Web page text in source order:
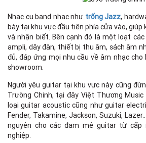
Nhạc cụ band nhạc như trống Jazz,
bày tại khu vực đầu tiên phía cửa vào, giúp
và nhận biết. Bên cạnh đó là một loạt
ampli, dây đàn, thiết bị thu âm, sách âm
đủ, đáp ứng mọi nhu cầu về âm nhạc cho
showroom.
Người yêu guitar tại khu vực này cũng
Trường Chinh, tại đây Việt Thương
loại guitar acoustic cũng như guitar
Fender, Takamine, Jackson, Suzuki,
nguyên cho các đam mê guitar từ cấp
nghiệp.